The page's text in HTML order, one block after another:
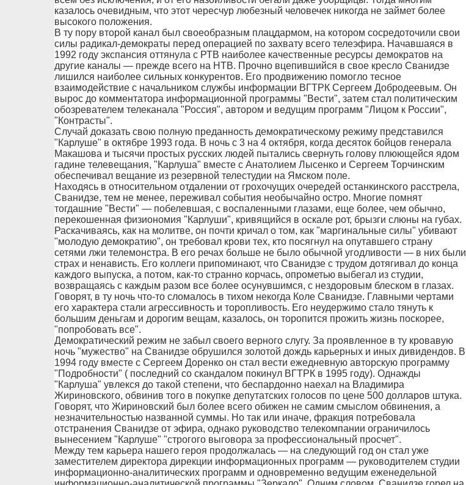
казалось очевидным, что этот чересчур любезный человечек никогда не займет более
высокого положения.
В ту пору второй канал был своеобразным плацдармом, на котором сосредоточили свои
силы радикал-демократы перед операцией по захвату всего телеэфира. Начавшаяся в
1992 году экспансия оттянула с РТВ наиболее качественные ресурсы демократов на
другие каналы — прежде всего на НТВ. Прочно вцепившийся в свое кресло Сванидзе
лишился наиболее сильных конкурентов. Его продвижению помогло тесное
взаимодействие с начальником службы информации ВГТРК Сергеем Добродеевым. Он
вырос до комментатора информационной программы "Вести", затем стал политическим
обозревателем телеканала "Россия", автором и ведущим программ "Лицом к России",
"Контрасты".
Случай доказать свою полную преданность демократическому режиму представился
"Карлуше" в октябре 1993 года. В ночь с 3 на 4 октября, когда десяток бойцов генерала
Макашова и тысячи простых русских людей пытались свернуть голову плюющейся ядом
гадине телевещания, "Карлуша" вместе с Анатолием Лысенко и Сергеем Торчинским
обеспечивал вещание из резервной телестудии на Ямском поле.
Находясь в относительном отдалении от грохочущих очередей останкинского расстрела,
Сванидзе, тем не менее, переживал события необычайно остро. Многие помнят
тогдашние "Вести" — побелевшая, с воспаленными глазами, еще более, чем обычно,
перекошенная физиономия "Карлуши", кривящийся в оскале рот, брызги слюны на губах.
Раскачиваясь, как на молитве, он почти кричал о том, как "маргинальные силы" убивают
"молодую демократию", он требовал крови тех, кто посягнул на опутавшего страну
сетями лжи телемонстра. В его речах больше не было обычной угодливости — в них были
страх и ненависть. Его коллеги припоминают, что Сванидзе с трудом дотягивал до конца
каждого выпуска, а потом, как-то странно корчась, опрометью выбегал из студии,
возвращаясь с каждым разом все более осунувшимся, с нездоровым блеском в глазах.
Говорят, в ту ночь что-то сломалось в тихом некогда Коле Сванидзе. Главными чертами
его характера стали агрессивность и торопливость. Его неудержимо стало тянуть к
большим деньгам и дорогим вещам, казалось, он торопится прожить жизнь поскорее,
"попробовать все".
Демократический режим не забыл своего верного слугу. За проявленное в ту кровавую
ночь "мужество" на Сванидзе обрушился золотой дождь карьерных и иных дивидендов. В
1994 году вместе с Сергеем Доренко он стал вести ежедневную авторскую программу
"Подробности" ( последний со скандалом покинул ВГТРК в 1995 году). Однажды
"Карлуша" увлекся до такой степени, что беспардонно наехал на Владимира
Жириновского, обвинив того в покупке депутатских голосов по цене 500 долларов штука.
Говорят, что Жириновский был более всего обижен не самим смыслом обвинения, а
незначительностью названной суммы. Но так или иначе, фракция потребовала
отстранения Сванидзе от эфира, однако руководство телекомпании ограничилось
вынесением "Карлуше" "строгого выговора за профессиональный просчет".
Между тем карьера нашего героя продолжалась — на следующий год он стал уже
заместителем директора дирекции информационных программ — руководителем студии
информационно-аналитических программ и одновременно ведущим еженедельной